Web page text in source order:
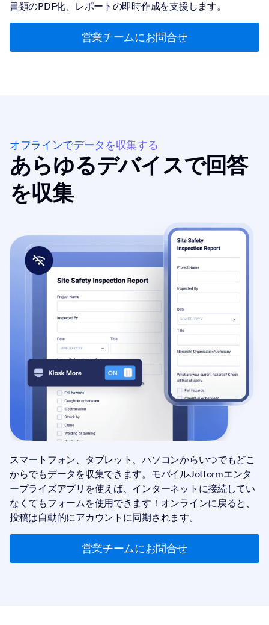
書類のPDF化、レポートの即時作成を支援します。
営業チームにお問合せ
オフラインでデータを収集する
あらゆるデバイスで回答
を収集
スマートフォン、タブレット、パソコンからいつでもどこ
からでもデータを収集できます。モバイルJotformエンタ
ープライズアプリを使えば、インターネットに接続してい
なくてもフォームを使用できます！オンラインに戻ると、
投稿は自動的にアカウントに同期されます。
営業チームにお問合せ